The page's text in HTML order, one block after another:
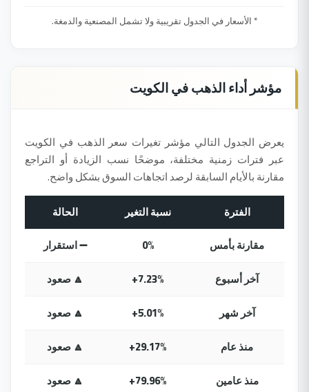
* الأسعار في الجدول تقريبية ولا تشمل المصنعية والدمغة.
مؤشر أداء الذهب في الكويت
يعرض الجدول التالي مؤشر تغيرات سعر الذهب في الكويت
عبر فترات زمنية مختلفة، موضحًا نسب الزيادة أو التراجع
مقارنة بالأيام السابقة لرصد اتجاهات السوق بشكل واضح.
الفترة
نسبة التغير
الحالة
مقارنة بأمس
0%
➖ استقرار
آخر أسبوع
+7.23%
🔼 صعود
آخر شهر
+5.01%
🔼 صعود
منذ عام
+29.17%
🔼 صعود
منذ عامين
+79.96%
🔼 صعود